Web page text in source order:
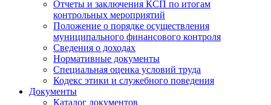
Отчеты и заключения КСП по итогам
контрольных мероприятий
Положение о порядке осуществления
муниципального финансового контроля
Сведения о доходах
Нормативные документы
Специальная оценка условий труда
Кодекс этики и служебного поведения
Документы
Каталог документов